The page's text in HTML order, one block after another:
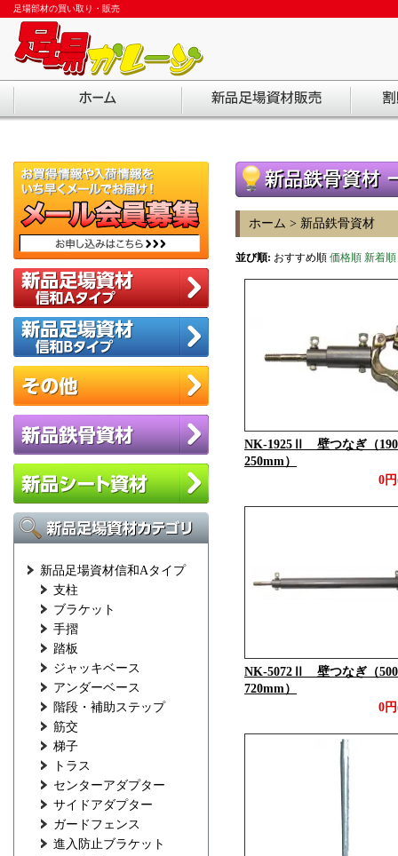
足場部材の買い取り・販売
新品足場資材信和Aタイプ
支柱
ブラケット
手摺
踏板
ジャッキベース
アンダーベース
階段・補助ステップ
筋交
梯子
トラス
センターアダプター
サイドアダプター
ガードフェンス
進入防止ブラケット
ホーム > 新品鉄骨資材
並び順: おすすめ順 価格順 新着順
NK-1925Ⅱ 壁つなぎ（
250mm）
0
NK-5072Ⅱ 壁つなぎ（
720mm）
0